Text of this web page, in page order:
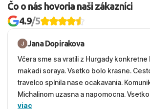
Čo o nás hovoria naši zákazníci
4.9/5
Jana Dopirakova
Včera sme sa vratili z Hurgady konkretne
makadi soraya. Vsetko bolo krasne.
travelco splnila nase ocakavania.
Michalinom uzasna a napomocna.
vecernych hodinach zaco sa
viac